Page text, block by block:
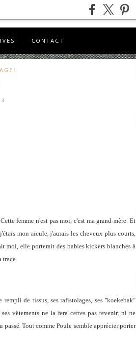
CONTACT
femme n'est pas moi, c'est ma grand-mère. Et
mon aïeule, j'aurais les cheveux plus courts,
moi, elle porterait des babies kickers blanches à
trace.
rempli de tissus, ses rafistolages, ses "koekebak"
vêtements ne la fera certes pas revenir, ni ne
Tout comme Poule semble apprécier porter